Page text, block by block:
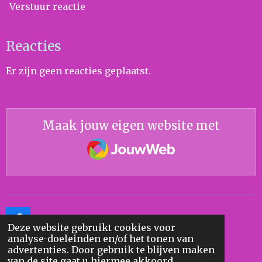
Deze website gebruikt cookies voor
analyse-doeleinden en/of het tonen van
advertenties. Door gebruik te blijven maken
Verstuur reactie
Reacties
Er zijn geen reacties geplaatst.
Maak jouw eigen website met
JouwWeb
F
a
c
e
F